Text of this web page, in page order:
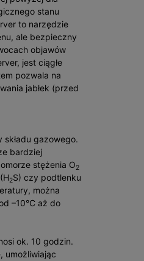
stanu
to narzędzie
ale bezpieczny
objawów
jest ciągłe
pozwala na
jabłek (przed
gazowego.
bardziej
stężenia O2
2S) czy podtlenku
można
–10°C aż do
ok. 10 godzin.
umożliwiając